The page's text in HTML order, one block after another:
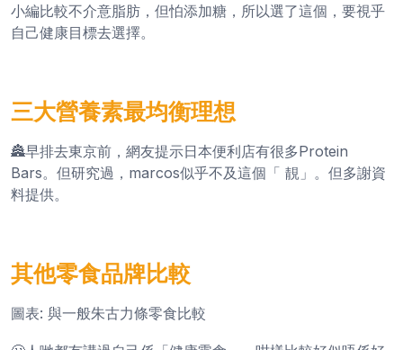
小編比較不介意脂肪，但怕添加糖，所以選了這個，要視乎
自己健康目標去選擇。
三大營養素最均衡理想
🏯早排去東京前，網友提示日本便利店有很多Protein
Bars。但研究過，marcos似乎不及這個「 靚」。但多謝資
料提供。
其他零食品牌比較
圖表: 與一般朱古力條零食比較